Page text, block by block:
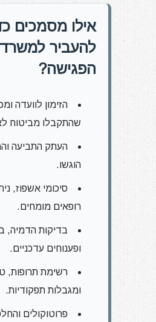
אילו מסמכים
להעביר למשרד
הפגישה?
הזימון לוועדה
שהתקבלו מביטוח
העתק התביעה
הוגשו.
סיכומי אשפוז,
רופאים מומחים.
בדיקות הדמיה,
ופענוחים עדכניים.
רשימת תרופות,
ומגבלות תפקודיות.
פרוטוקולים